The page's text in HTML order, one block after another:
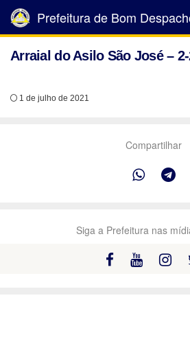
Prefeitura de Bom
Arraial do Asilo São José –
1 de julho de 2021
Compartilhar
Siga a Prefeitura nas